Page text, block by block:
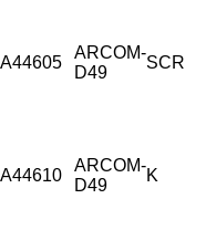
A44605
ARCOM-
D49
SCR
A44610
ARCOM-
D49
K